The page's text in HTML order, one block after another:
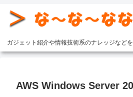
ガジェット紹介や情報技術系のナレッジなど
AWS Windows Server